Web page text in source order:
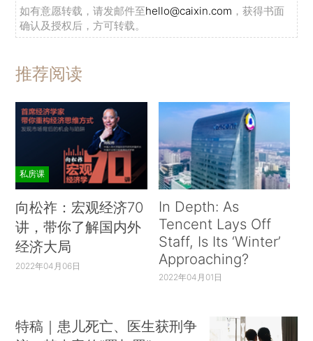
如有意愿转载，请发邮件至hello@caixin.com ，获得书面
确认及授权后，方可转载。
推荐阅读
私房课
向松祚：宏观经济70
讲，带你了解国内外
经济大局
2022年04月06日
In Depth: As
Tencent Lays Off
Staff, Is Its ‘Winter’
Approaching?
2022年04月01日
特稿｜患儿死亡、医生获刑争